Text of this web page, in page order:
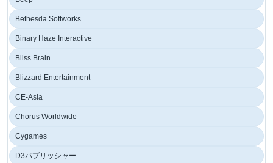
Bethesda Softworks
Binary Haze Interactive
Bliss Brain
Blizzard Entertainment
CE-Asia
Chorus Worldwide
Cygames
D3パブリッシャー